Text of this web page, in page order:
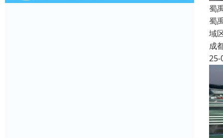
蜀
蜀
域
成
25-